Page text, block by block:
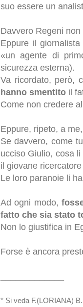
suo essere un
Davvero Regeni
Eppure il
«un agente di
sicurezza esterna).
Va ricordato, però,
hanno smentito il
Come non credere
Eppure, ripeto, a
Se davvero, come
ucciso Giulio, cosa
il giovane
Le loro paranoie li
Ad ogni modo,
fatto che sia stato
Non lo giustifica in
Forse è ancora
* Si veda F.(LORIANA)